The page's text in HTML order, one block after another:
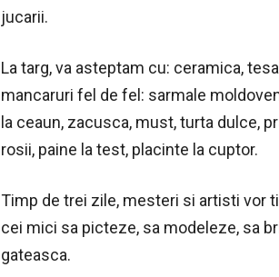
jucarii.
La targ, va asteptam cu: ceramica,
mancaruri fel de fel: sarmale
la ceaun, zacusca, must, turta dulce,
rosii, paine la test, placinte la cuptor.
Timp de trei zile, mesteri si artisti vor
cei mici sa picteze, sa modeleze, sa
gateasca.